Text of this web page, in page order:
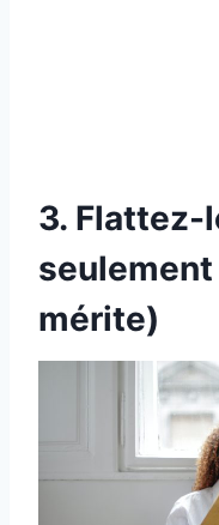
3. Flattez-
mérite)